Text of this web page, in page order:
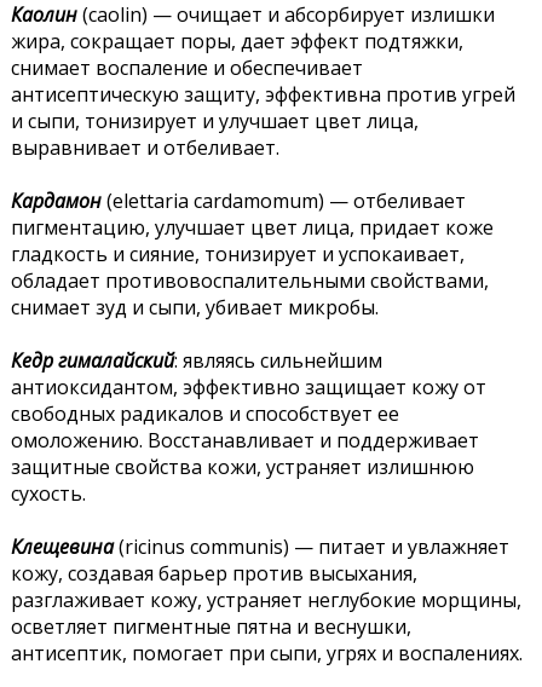
Каолин(caolin) — очищает и абсорбирует излишки
жира, сокращает поры, дает эффект подтяжки,
снимает воспаление и обеспечивает
антисептическую защиту, эффективна против угрей
и сыпи, тонизирует и улучшает цвет лица,
выравнивает и отбеливает.
Кардамон(elettaria cardamomum) — отбеливает
пигментацию, улучшает цвет лица, придает коже
гладкость и сияние, тонизирует и успокаивает,
обладает противовоспалительными свойствами,
снимает зуд и сыпи, убивает микробы.
Кедр гималайский: являясь сильнейшим
антиоксидантом, эффективно защищает кожу от
свободных радикалов и способствует ее
омоложению. Восстанавливает и поддерживает
защитные свойства кожи, устраняет излишнюю
сухость.
Клещевина(ricinus communis) — питает и увлажняет
кожу, создавая барьер против высыхания,
разглаживает кожу, устраняет неглубокие морщины,
осветляет пигментные пятна и веснушки,
антисептик, помогает при сыпи, угрях и воспалениях.